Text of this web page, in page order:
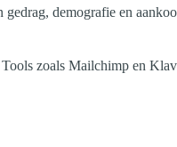
demografie en
zoals Mailchimp en